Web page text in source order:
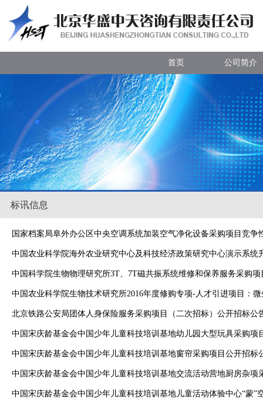
首页 公司简介
标讯信息
国家档案局阜外办公区中央空调系统加装空气净化设备采购项目竞争
中国农业科学院海外农业研究中心及科技经济政策研究中心演示系统
中国科学院生物物理研究所3T、7T磁共振系统维修和保养服务采购
中国农业科学院生物技术研究所2016年度修购专项-人才引进项目：
北京铁路公安局团体人身保险服务采购项目（二次招标）公开招标公
中国宋庆龄基金会中国少年儿童科技培训基地幼儿园大型玩具采购项
中国宋庆龄基金会中国少年儿童科技培训基地窗帘采购项目公开招标
中国宋庆龄基金会中国少年儿童科技培训基地交流活动营地厨房杂项
中国宋庆龄基金会中国少年儿童科技培训基地儿童活动体验中心“蒙